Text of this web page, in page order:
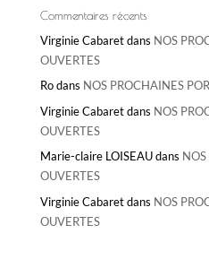
Commentaires récents
Virginie Cabaretdans NOS
OUVERTES
Rodans NOS PROCHAINES
Virginie Cabaretdans NOS
OUVERTES
Marie-claire LOISEAUdans
OUVERTES
Virginie Cabaretdans NOS
OUVERTES